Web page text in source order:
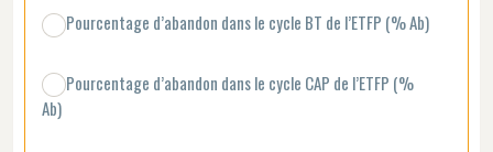
Pourcentage d’abandon dans le cycle BT de l’ETFP (% Ab)
Pourcentage d’abandon dans le cycle CAP de l’ETFP (%
Ab)